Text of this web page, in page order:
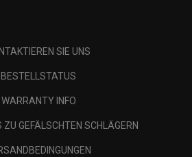
SIE UNS
BESTELLSTATUS
WARRANTY INFO
ZU GEFÄLSCHTEN SCHLÄGERN